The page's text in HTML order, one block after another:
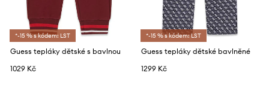
*-15 % s kódem: LST
Guess tepláky dětské s bavlnou
1029 Kč
*-15 % s kódem: LST
Guess tepláky dětské bavlněné
1299 Kč